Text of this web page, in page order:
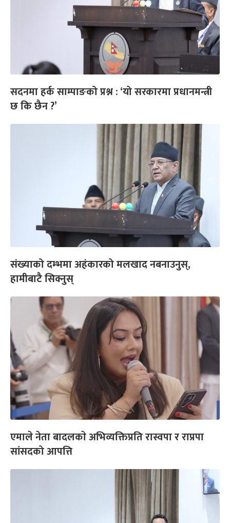
सदनमा हर्क साम्पाङको प्रश्न : ‘यो सरकारमा प्रधानमन्त्री
छ कि छैन ?’
संख्याको दम्भमा अहंकारको मलखाद नबनाउनुस्,
हामीबाटै सिक्नुस्
एमाले नेता बादलकाे अभिव्यक्तिप्रति रास्वपा र राप्रपा
सांसदको आपत्ति